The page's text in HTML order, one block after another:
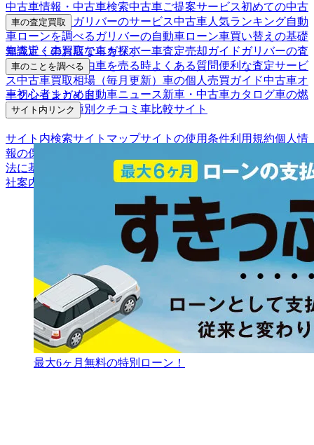
中古車情報・中古車検索中古車ご提案サービス初めての中古
車購入ガイド
ガリバーのサービス中古車人気ランキング自動
車ローンを調べる ガリバーの自動車ローン車買い替えの基礎
知識近くのお店で車を探す
車の査定買取
車査定・車買取ならガリバー車査定売却ガイド ガリバーの査
定が選ばれる理由車を売る時よくある質問便利な査定サービ
ス中古車買取相場（毎月更新） 車の個人売買ガイド中古車オ
ークションガイド
車のことを調べる
車初心者まとめ自動車ニュース新車・中古車カタログ車の燃
費を調べる車種別クチコミ 車比較サイト
サイト内リンク
サイト内検索サイトマップサイトの使用条件利用規約個人情
報の保護について
法に基づく表示
アフィリエイトパートナー募集お客様の声会
社案内
最大6ヶ月無料の特別ローン！